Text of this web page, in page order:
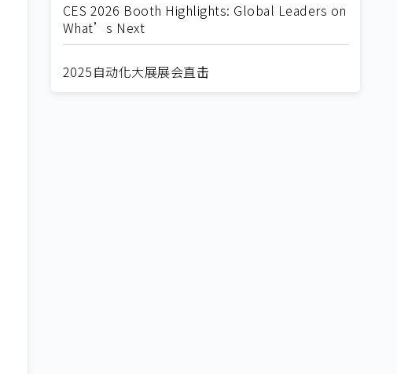
CES 2026 Booth Highlights: Global Leaders on
What’s Next
2025自动化大展展会直击